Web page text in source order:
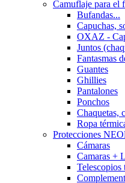
Camuflaje para el
Bufandas...
Capuchas,
OXAZ -
Juntos
Fantasmas
Guantes
Ghillies
Pantalones
Ponchos
Chaquetas,
Ropa
Protecciones
Cámaras
Camaras +
Telescopios